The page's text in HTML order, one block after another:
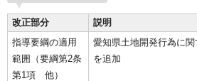
改正部分
説明
指導要綱の適用
範囲（要綱第2条
第1項 他）
愛知県土地開発行為に
を追加